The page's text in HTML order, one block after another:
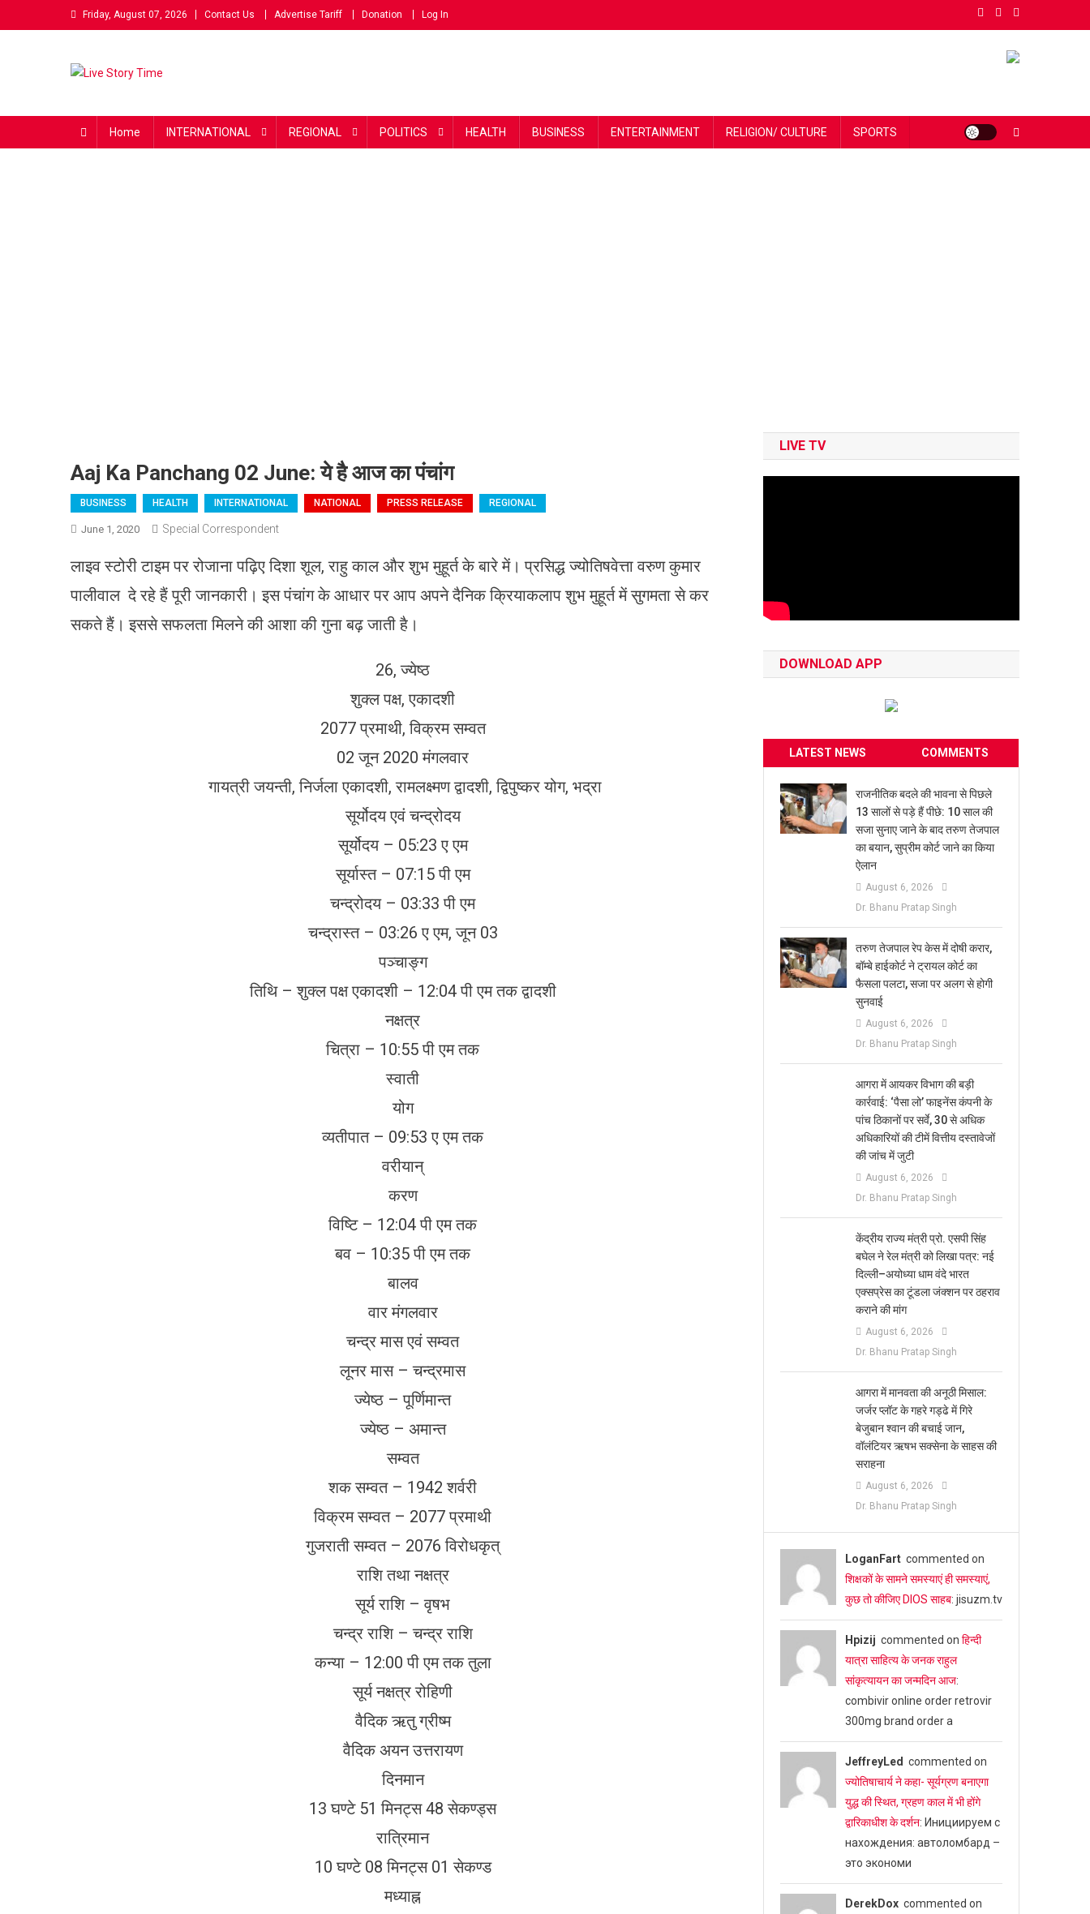
to
Friday, August 07, 2026 Contact Us Advertise Tariff Donation Log In
Home INTERNATIONAL REGIONAL POLITICS HEALTH BUSINESS ENTERTAINMENT RELIGION/ CULTURE SPORTS
Aaj Ka Panchang 02 June: ये है आज का पंचांग
BUSINESS HEALTH INTERNATIONAL NATIONAL PRESS RELEASE REGIONAL
June 1, 2020 Special Correspondent
लाइव स्टोरी टाइम पर रोजाना पढ़िए दिशा शूल, राहु काल और शुभ मुहूर्त के बारे में। प्रसिद्ध ज्योतिषवेत्ता वरुण कुमार
पालीवाल दे रहे हैं पूरी जानकारी। इस पंचांग के आधार पर आप अपने दैनिक क्रियाकलाप शुभ मुहूर्त में सुगमता से कर
सकते हैं। इससे सफलता मिलने की आशा की गुना बढ़ जाती है।
26, ज्येष्ठ
शुक्ल पक्ष, एकादशी
2077 प्रमाथी, विक्रम सम्वत
02 जून 2020 मंगलवार
गायत्री जयन्ती, निर्जला एकादशी, रामलक्ष्मण द्वादशी, द्विपुष्कर योग, भद्रा
सूर्योदय एवं चन्द्रोदय
सूर्योदय – 05:23 ए एम
सूर्यास्त – 07:15 पी एम
चन्द्रोदय – 03:33 पी एम
चन्द्रास्त – 03:26 ए एम, जून 03
पञ्चाङ्ग
तिथि – शुक्ल पक्ष एकादशी – 12:04 पी एम तक द्वादशी
नक्षत्र
चित्रा – 10:55 पी एम तक
स्वाती
योग
व्यतीपात – 09:53 ए एम तक
वरीयान्
करण
विष्टि – 12:04 पी एम तक
बव – 10:35 पी एम तक
बालव
वार मंगलवार
चन्द्र मास एवं सम्वत
लूनर मास – चन्द्रमास
ज्येष्ठ – पूर्णिमान्त
ज्येष्ठ – अमान्त
सम्वत
शक सम्वत – 1942 शर्वरी
विक्रम सम्वत – 2077 प्रमाथी
गुजराती सम्वत – 2076 विरोधकृत्
राशि तथा नक्षत्र
सूर्य राशि – वृषभ
चन्द्र राशि – चन्द्र राशि
कन्या – 12:00 पी एम तक तुला
सूर्य नक्षत्र रोहिणी
वैदिक ऋतु ग्रीष्म
वैदिक अयन उत्तरायण
दिनमान
13 घण्टे 51 मिनट्स 48 सेकण्ड्स
रात्रिमान
10 घण्टे 08 मिनट्स 01 सेकण्ड
मध्याह्न
LIVE TV
DOWNLOAD APP
LATEST NEWS COMMENTS
राजनीतिक बदले की भावना से पिछले
13 सालों से पड़े हैं पीछे: 10 साल की
सजा सुनाए जाने के बाद तरुण तेजपाल
का बयान, सुप्रीम कोर्ट जाने का किया
ऐलान
August 6, 2026
Dr. Bhanu Pratap Singh
तरुण तेजपाल रेप केस में दोषी करार,
बॉम्बे हाईकोर्ट ने ट्रायल कोर्ट का
फैसला पलटा, सजा पर अलग से होगी
सुनवाई
August 6, 2026
Dr. Bhanu Pratap Singh
आगरा में आयकर विभाग की बड़ी
कार्रवाई: ‘पैसा लो’ फाइनेंस कंपनी के
पांच ठिकानों पर सर्वे, 30 से अधिक
अधिकारियों की टीमें वित्तीय दस्तावेजों
की जांच में जुटी
August 6, 2026
Dr. Bhanu Pratap Singh
केंद्रीय राज्य मंत्री प्रो. एसपी सिंह
बघेल ने रेल मंत्री को लिखा पत्र: नई
दिल्ली–अयोध्या धाम वंदे भारत
एक्सप्रेस का टूंडला जंक्शन पर ठहराव
कराने की मांग
August 6, 2026
Dr. Bhanu Pratap Singh
आगरा में मानवता की अनूठी मिसाल:
जर्जर प्लॉट के गहरे गड्ढे में गिरे
बेजुबान श्वान की बचाई जान,
वॉलंटियर ऋषभ सक्सेना के साहस की
सराहना
August 6, 2026
Dr. Bhanu Pratap Singh
LoganFartcommented on
शिक्षकों के सामने समस्याएं ही समस्याएं,
कुछ तो कीजिए DIOS साहब: jisuzm.tv
Hpizij commented on हिन्दी
यात्रा साहित्य के जनक राहुल
सांकृत्यायन का जन्‍मदिन आज:
combivir online order retrovir
300mg brand order a
JeffreyLed commented on
ज्योतिषाचार्य ने कहा- सूर्यग्रण बनाएगा
युद्ध की स्थित, ग्रहण काल में भी होंगे
द्वारिकाधीश के दर्शन: Инициируем с
нахождения: автоломбард –
это экономи
DerekDoxcommented on